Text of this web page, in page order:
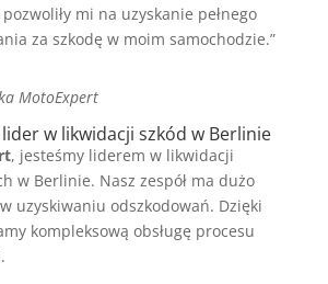
mi na uzyskanie pełnego
za szkodę w moim samochodzie.”
MotoExpert
w likwidacji szkód w Berlinie
, jesteśmy liderem w likwidacji
w Berlinie. Nasz zespół ma dużo
uzyskiwaniu odszkodowań. Dzięki
kompleksową obsługę procesu